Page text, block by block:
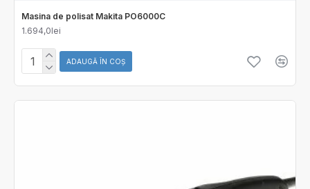
Masina de polisat Makita PO6000C
1.694,0lei
ADAUGĂ ÎN COŞ